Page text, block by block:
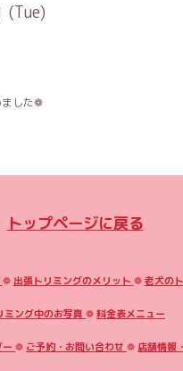
ました❁
トップページに戻る
❁ 出張トリミングのメリット ❁老犬の
ミング中のお写真 ❁料金表メニュー
❁ ご予約・お問い合わせ ❁ 店舗情報